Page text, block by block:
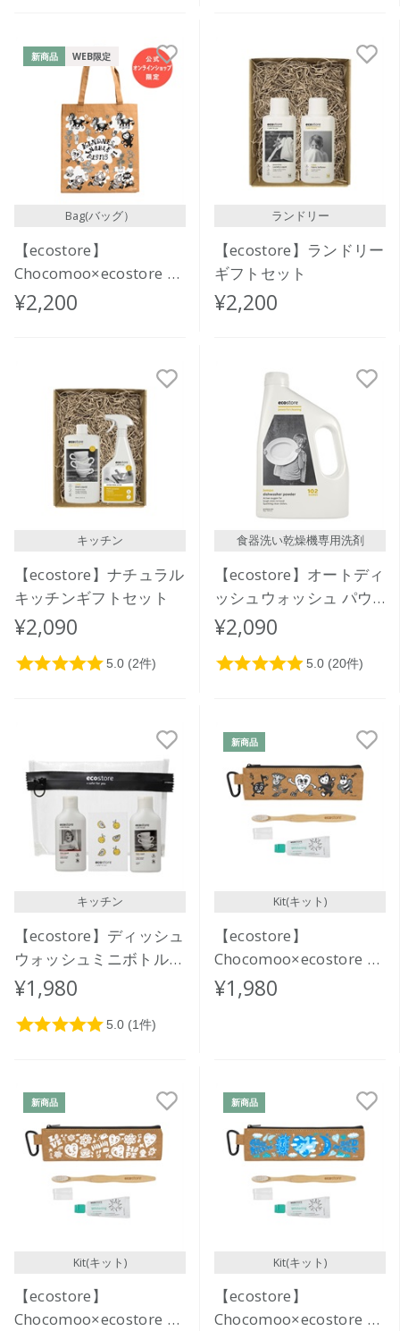
新商品 WEB限定
Bag(バッグ）
【ecostore】
Chocomoo×ecostore ウ
ォッシャブルペーパーバ
ッグ<BROWN>
¥2,200
ランドリー
【ecostore】ランドリー
ギフトセット
¥2,200
キッチン
【ecostore】ナチュラル
キッチンギフトセット
¥2,090
食器洗い乾燥機専用洗剤
【ecostore】オートディ
ッシュウォッシュ パウ
ダー ＜レモン＞ 2kg
¥2,090
キッチン
【ecostore】ディッシュ
ウォッシュミニボトルセ
ット(スポンジ付き)
¥1,980
新商品
Kit(キット)
【ecostore】
Chocomoo×ecostore オ
ーラルケアセット
<BASIC>
¥1,980
新商品
Kit(キット)
【ecostore】
Chocomoo×ecostore オ
新商品
Kit(キット)
【ecostore】
Chocomoo×ecostore オ